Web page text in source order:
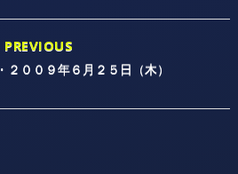
PREVIOUS
２００９年６月２５日（木）